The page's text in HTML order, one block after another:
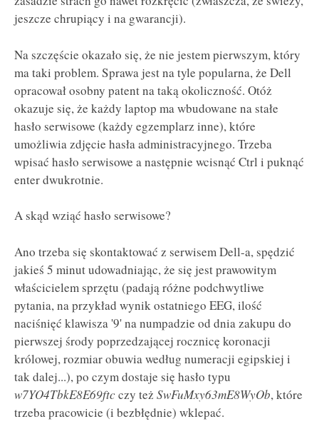
jeszcze chrupiący i na gwarancji).
Na szczęście okazało się, że nie jestem pierwszym, który
ma taki problem. Sprawa jest na tyle popularna, że Dell
opracował osobny patent na taką okoliczność. Otóż
okazuje się, że każdy laptop ma wbudowane na stałe
hasło serwisowe (każdy egzemplarz inne), które
umożliwia zdjęcie hasła administracyjnego. Trzeba
wpisać hasło serwisowe a następnie wcisnąć Ctrl i puknąć
enter dwukrotnie.
A skąd wziąć hasło serwisowe?
Ano trzeba się skontaktować z serwisem Dell-a, spędzić
jakieś 5 minut udowadniając, że się jest prawowitym
właścicielem sprzętu (padają różne podchwytliwe
pytania, na przykład wynik ostatniego EEG, ilość
naciśnięć klawisza '9' na numpadzie od dnia zakupu do
pierwszej środy poprzedzającej rocznicę koronacji
królowej, rozmiar obuwia według numeracji egipskiej i
tak dalej...), po czym dostaje się hasło typu
w7YO4TbkE8E69ftcczy też SwFuMxy63mE8WyOb, które
trzeba pracowicie (i bezbłędnie) wklepać.